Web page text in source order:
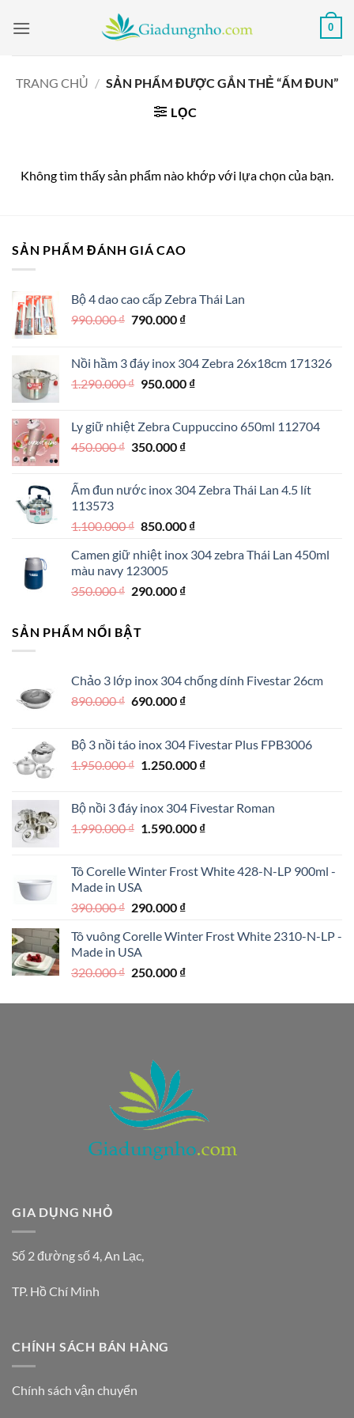
qua
0
TRANG CHỦ / SẢN PHẨM ĐƯỢC GẮN THẺ “ẤM ĐUN”
LỌC
Không tìm thấy sản phẩm nào khớp với lựa chọn của bạn.
SẢN PHẨM ĐÁNH GIÁ CAO
Bộ 4 dao cao cấp Zebra Thái Lan
990.000₫ Giá
990.000 ₫.
790.000 ₫Giá
là:
790.000 ₫.
Nồi hầm 3 đáy inox 304 Zebra 26x18cm 171326
1.290.000₫ Giá
1.290.000 ₫.
950.000 ₫Giá
là:
Ly giữ nhiệt Zebra Cuppuccino 650ml 112704
450.000₫ Giá
450.000 ₫.
350.000 ₫Giá
là:
Ấm đun nước inox 304 Zebra Thái Lan 4.5 lít
113573
1.100.000₫ Giá
là:
1.100.000 ₫.
850.000 ₫Giá
tại
Camen giữ nhiệt inox 304 zebra Thái Lan 450ml
màu navy 123005
350.000₫ Giá
là:
350.000 ₫.
290.000 ₫Giá
SẢN PHẨM NỔI BẬT
Chảo 3 lớp inox 304 chống dính Fivestar 26cm
890.000₫ Giá
890.000 ₫.
690.000 ₫Giá
là:
690.000 ₫.
Bộ 3 nồi táo inox 304 Fivestar Plus FPB3006
1.950.000₫ Giá
1.950.000 ₫.
1.250.000 ₫Giá
là:
1.250.000 ₫.
Bộ nồi 3 đáy inox 304 Fivestar Roman
1.990.000₫ Giá
1.990.000 ₫.
1.590.000 ₫Giá
là:
Tô Corelle Winter Frost White 428-N-LP 900ml -
Made in USA
390.000₫ Giá
là:
390.000 ₫.
290.000 ₫Giá
tại
290.000 ₫.
Tô vuông Corelle Winter Frost White 2310-N-LP -
Made in USA
320.000₫ Giá
là:
250.000 ₫Giá
tại
GIA DỤNG NHỎ
Số 2 đường số 4, An Lạc,
TP. Hồ Chí Minh
CHÍNH SÁCH BÁN HÀNG
Chính sách vận chuyển